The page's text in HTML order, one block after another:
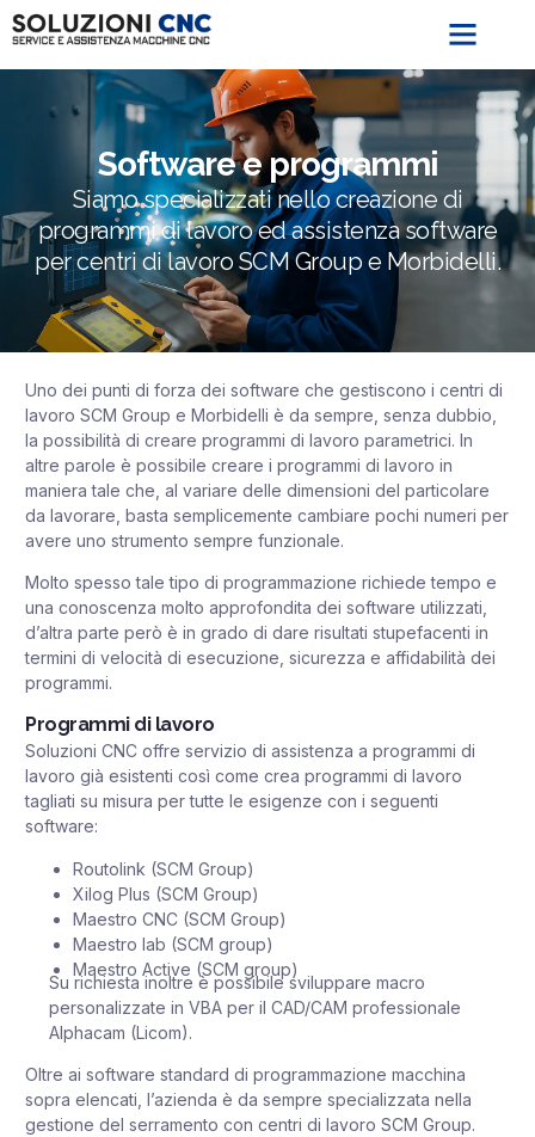
Software e programmi
Siamo specializzati nello creazione di
programmi di lavoro ed assistenza software
per centri di lavoro SCM Group e Morbidelli.
Uno dei punti di forza dei software che gestiscono i centri di
lavoro SCM Group e Morbidelli è da sempre, senza dubbio,
la possibilità di creare programmi di lavoro parametrici. In
altre parole è possibile creare i programmi di lavoro in
maniera tale che, al variare delle dimensioni del particolare
da lavorare, basta semplicemente cambiare pochi numeri per
avere uno strumento sempre funzionale.
Molto spesso tale tipo di programmazione richiede tempo e
una conoscenza molto approfondita dei software utilizzati,
d’altra parte però è in grado di dare risultati stupefacenti in
termini di velocità di esecuzione, sicurezza e affidabilità dei
programmi.
Programmi di lavoro
Soluzioni CNC offre servizio di assistenza a programmi di
lavoro già esistenti così come crea programmi di lavoro
tagliati su misura per tutte le esigenze con i seguenti
software:
Routolink (SCM Group)
Xilog Plus (SCM Group)
Maestro CNC (SCM Group)
Maestro lab (SCM group)
Maestro Active (SCM group)
Su richiesta inoltre è possibile sviluppare macro
personalizzate in VBA per il CAD/CAM professionale
Alphacam (Licom).
Oltre ai software standard di programmazione macchina
sopra elencati, l’azienda è da sempre specializzata nella
gestione del serramento con centri di lavoro SCM Group.